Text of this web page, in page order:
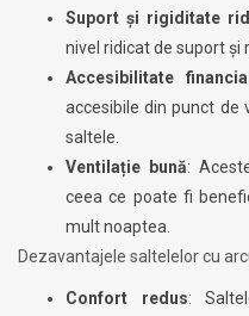
Suport și rigiditate
nivel ridicat de suport și
Accesibilitate
accesibile din punct de
saltele.
Ventilație bună:
ceea ce poate fi
mult noaptea.
Dezavantajele saltelelor cu
Confort redus: